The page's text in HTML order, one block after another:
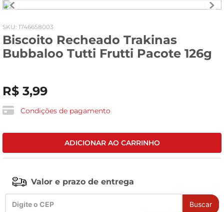
: 1746658003
Biscoito Recheado Trakinas
Bubbaloo Tutti Frutti Pacote 126g
R$ 3,99
Condições de pagamento
ADICIONAR AO CARRINHO
Valor e prazo de entrega
Buscar
fogao
café
cerveja
leite
vinho